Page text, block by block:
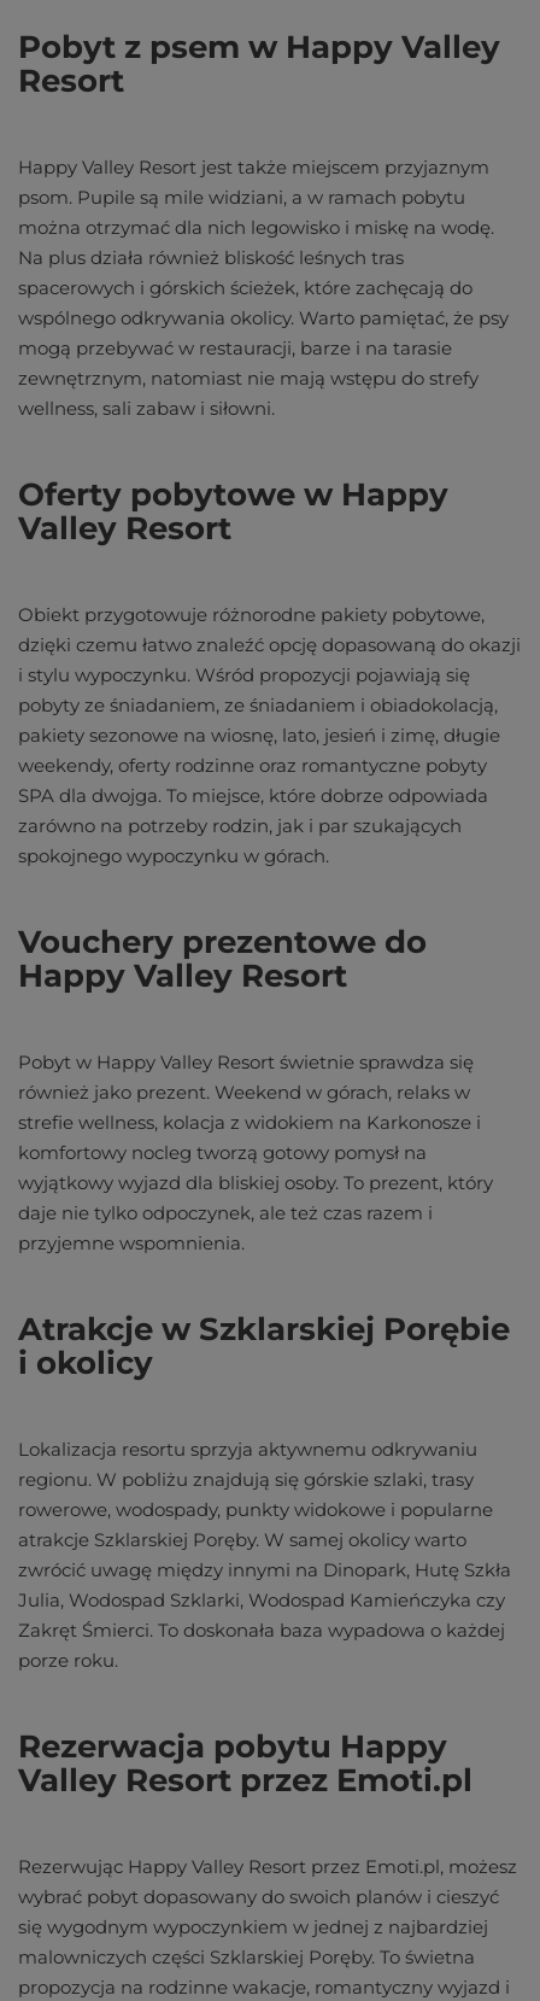
Pobyt z psem w Happy Valley
Resort
Happy Valley Resort jest także miejscem przyjaznym
psom. Pupile są mile widziani, a w ramach pobytu
można otrzymać dla nich legowisko i miskę na wodę.
Na plus działa również bliskość leśnych tras
spacerowych i górskich ścieżek, które zachęcają do
wspólnego odkrywania okolicy. Warto pamiętać, że psy
mogą przebywać w restauracji, barze i na tarasie
zewnętrznym, natomiast nie mają wstępu do strefy
wellness, sali zabaw i siłowni.
Oferty pobytowe w Happy
Valley Resort
Obiekt przygotowuje różnorodne pakiety pobytowe,
dzięki czemu łatwo znaleźć opcję dopasowaną do okazji
i stylu wypoczynku. Wśród propozycji pojawiają się
pobyty ze śniadaniem, ze śniadaniem i obiadokolacją,
pakiety sezonowe na wiosnę, lato, jesień i zimę, długie
weekendy, oferty rodzinne oraz romantyczne pobyty
SPA dla dwojga. To miejsce, które dobrze odpowiada
zarówno na potrzeby rodzin, jak i par szukających
spokojnego wypoczynku w górach.
Vouchery prezentowe do
Happy Valley Resort
Pobyt w Happy Valley Resort świetnie sprawdza się
również jako prezent. Weekend w górach, relaks w
strefie wellness, kolacja z widokiem na Karkonosze i
komfortowy nocleg tworzą gotowy pomysł na
wyjątkowy wyjazd dla bliskiej osoby. To prezent, który
daje nie tylko odpoczynek, ale też czas razem i
przyjemne wspomnienia.
Atrakcje w Szklarskiej Porębie
i okolicy
Lokalizacja resortu sprzyja aktywnemu odkrywaniu
regionu. W pobliżu znajdują się górskie szlaki, trasy
rowerowe, wodospady, punkty widokowe i popularne
atrakcje Szklarskiej Poręby. W samej okolicy warto
zwrócić uwagę między innymi na Dinopark, Hutę Szkła
Julia, Wodospad Szklarki, Wodospad Kamieńczyka czy
Zakręt Śmierci. To doskonała baza wypadowa o każdej
porze roku.
Rezerwacja pobytu Happy
Valley Resort przez Emoti.pl
Rezerwując Happy Valley Resort przez Emoti.pl, możesz
wybrać pobyt dopasowany do swoich planów i cieszyć
się wygodnym wypoczynkiem w jednej z najbardziej
malowniczych części Szklarskiej Poręby. To świetna
propozycja na rodzinne wakacje, romantyczny wyjazd i